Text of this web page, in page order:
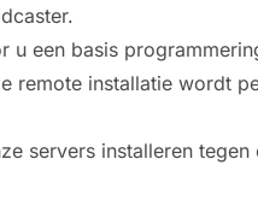
een basis
remote installatie wordt
servers installeren tegen